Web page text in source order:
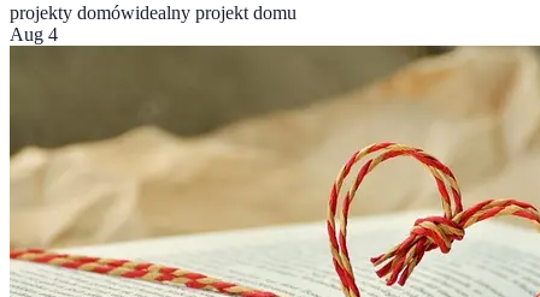
projekty domówidealny projekt domu
Aug 4